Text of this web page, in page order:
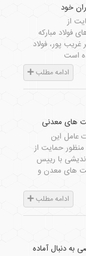
خود
از
فولاد مبارکه
پور، فولاد
است
ادامه مطلب
های معدنی
عامل این
منظور حمایت از
با رییس
های معدن و
ادامه مطلب
دنبال آماده